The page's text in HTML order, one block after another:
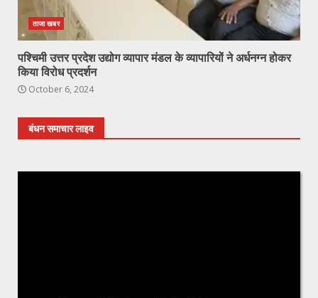
ताजा खबर
पश्चिमी उत्तर प्रदेश उद्योग व्यापार मंडल के व्यापारियों ने अर्धनग्न होकर
किया विरोध प्रदर्शन
October 6, 2024
बंधन समाचार लाइव